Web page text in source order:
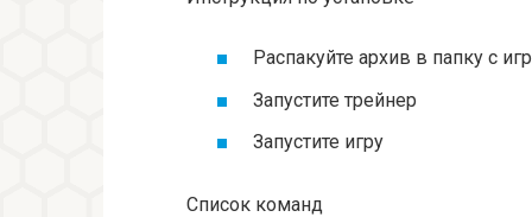
Распакуйте архив в папку с
Запустите трейнер
Запустите игру
Список команд